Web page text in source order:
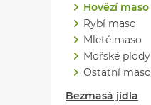
Hovězí maso
Rybí maso
Mleté maso
Mořské plody
Ostatní maso
Bezmasá jídla